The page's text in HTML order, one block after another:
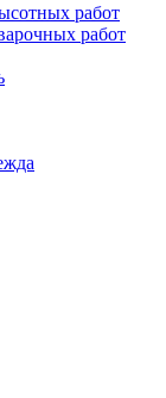
работ
работ